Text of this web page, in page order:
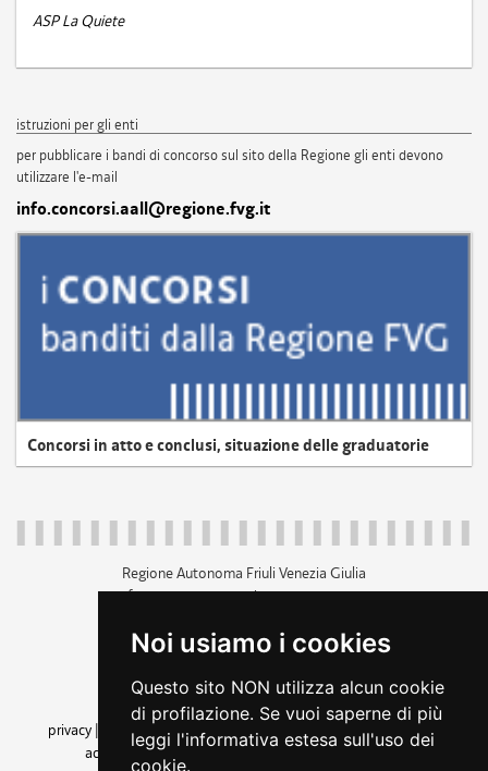
Noi usiamo i cookies
Questo sito NON utilizza alcun cookie
di profilazione. Se vuoi saperne di più
leggi l'informativa estesa sull'uso dei
cookie.
ASP La Quiete
istruzioni per gli enti
per pubblicare i bandi di concorso sul sito della Regione gli enti devono
utilizzare l'e-mail
info.concorsi.aall@regione.fvg.it
Concorsi in atto e conclusi, situazione delle graduatorie
Regione Autonoma Friuli Venezia Giulia
c.f. 80014930327; p.iva 00526040324
+39 040 3771111
amministrazione trasparente
privacy
cookie |note legali accessibilità
dichiarazione di
accessibilità| feedback cambio preferenze cookie